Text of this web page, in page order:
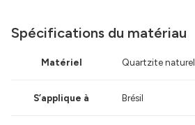
Spécifications du matériau
Matériel Quartzite naturel
S’applique à Brésil